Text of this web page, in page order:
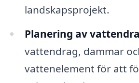
landskapsprojekt.
Planering av
vattendrag, dammar
vattenelement för att